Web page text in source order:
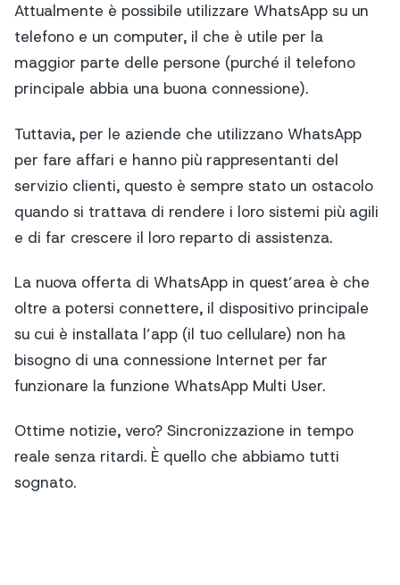
Attualmente è possibile utilizzare WhatsApp su un
telefono e un computer, il che è utile per la
maggior parte delle persone (purché il telefono
principale abbia una buona connessione).
Tuttavia, per le aziende che utilizzano WhatsApp
per fare affari e hanno più rappresentanti del
servizio clienti, questo è sempre stato un ostacolo
quando si trattava di rendere i loro sistemi più agili
e di far crescere il loro reparto di assistenza.
La nuova offerta di WhatsApp in quest’area è che
oltre a potersi connettere, il dispositivo principale
su cui è installata l’app (il tuo cellulare) non ha
bisogno di una connessione Internet per far
funzionare la funzione WhatsApp Multi User.
Ottime notizie, vero? Sincronizzazione in tempo
reale senza ritardi. È quello che abbiamo tutti
sognato.